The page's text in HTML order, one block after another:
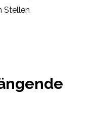
Stellen